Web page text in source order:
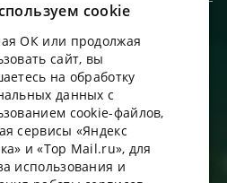
в области информационных
“Интернет” по размещению
о реализации товаров.
, включенных в реестр
ENGLISH
UKRAINIAN
PORTUGUESE
сookie
ОК или продолжая
сайт, вы
на обработку
данных с
cookie-файлов,
сервисы «Яндекс
и «Top Mail.ru», для
использования и